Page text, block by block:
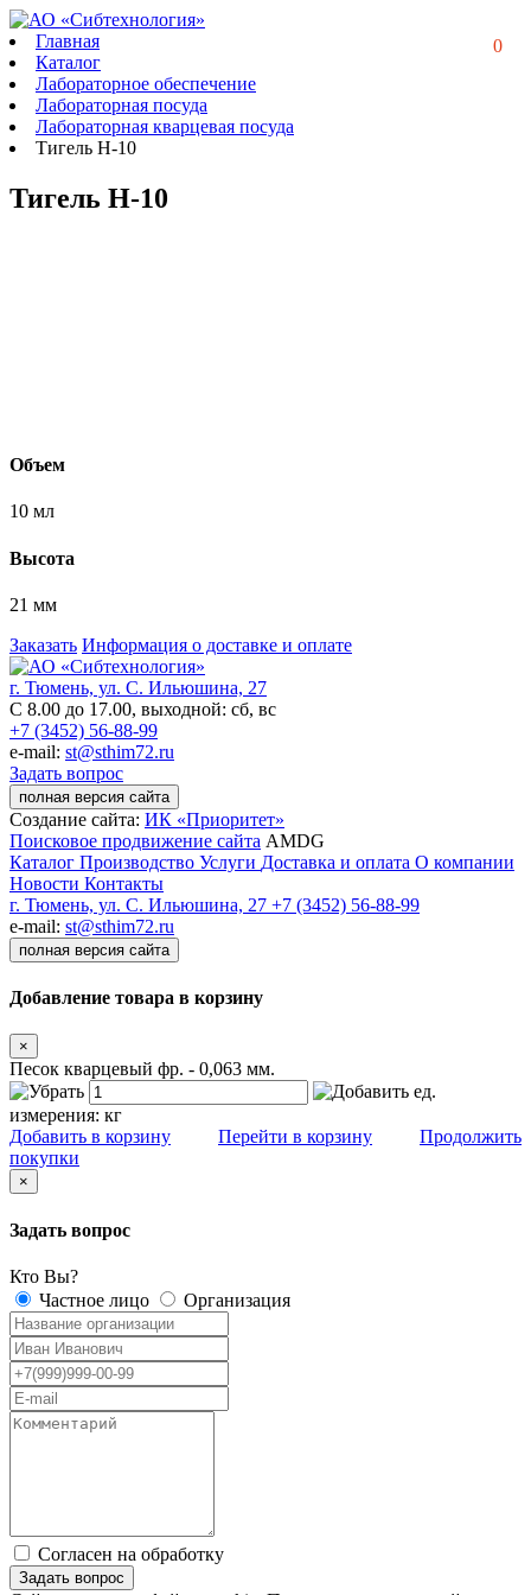
0
Главная
Каталог
Лабораторное обеспечение
Лабораторная посуда
Лабораторная кварцевая посуда
Тигель Н-10
Тигель Н-10
Объем
10 мл
Высота
21 мм
Заказать Информация о доставке и оплате
г. Тюмень, ул. С. Ильюшина, 27
С 8.00 до 17.00, выходной: сб, вс
+7 (3452) 56-88-99
e-mail: st@sthim72.ru
Задать вопрос
полная версия сайта
Создание сайта: ИК «Приоритет»
Поисковое продвижение сайта AMDG
Каталог Производство Услуги Доставка и оплата О компании
Новости Контакты
г. Тюмень, ул. С. Ильюшина, 27 +7 (3452) 56-88-99
e-mail: st@sthim72.ru
полная версия сайта
Добавление товара в корзину
×
Песок кварцевый фр. - 0,063 мм.
ед.
измерения: кг
Добавить в корзину
Перейти в корзину
Продолжить
покупки
×
Задать вопрос
Кто Вы?
Частное лицо
Организация
Согласен на обработку